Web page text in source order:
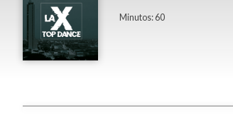
Minutos: 60